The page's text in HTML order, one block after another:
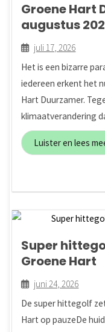
Groene Hart
augustus
juli 17, 2026
Het is een bizarre
iedereen erkent het
Hart Duurzamer.
klimaatverandering
Luister en lees
Super
Groene Hart
juni 24, 2026
De super hittegolf
Hart op pauzeDe